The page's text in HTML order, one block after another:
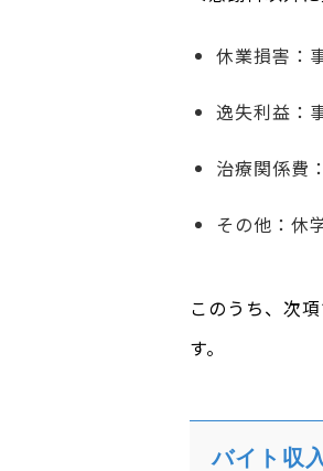
休業損害：
逸失利益：
治療関係費
その他：休
このうち、次
す。
バイト収